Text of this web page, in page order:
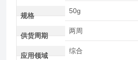
规格
50g
供货周期
两周
应用领域
综合